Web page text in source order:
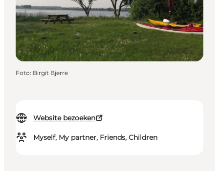
Website bezoeken
Myself, My partner, Friends, Children
Foto: Birgit Bjerre